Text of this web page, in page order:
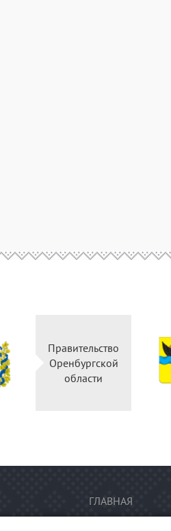
Правительство
Оренбургской
области
ГЛАВНАЯ